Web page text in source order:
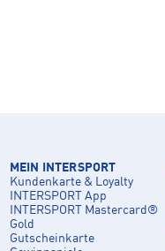
MEIN INTERSPORT
Kundenkarte & Loyalty
INTERSPORT App
INTERSPORT Mastercard®
Gold
Gutscheinkarte